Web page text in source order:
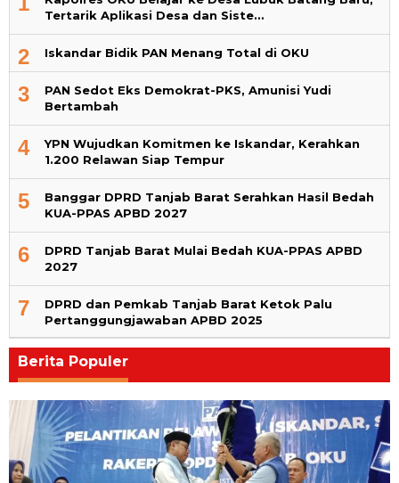
Tertarik Aplikasi Desa dan Siste…
2 Iskandar Bidik PAN Menang Total di OKU
3
PAN Sedot Eks Demokrat-PKS, Amunisi Yudi
Bertambah
4
YPN Wujudkan Komitmen ke Iskandar, Kerahkan
1.200 Relawan Siap Tempur
5
Banggar DPRD Tanjab Barat Serahkan Hasil Bedah
KUA-PPAS APBD 2027
6
DPRD Tanjab Barat Mulai Bedah KUA-PPAS APBD
2027
7
DPRD dan Pemkab Tanjab Barat Ketok Palu
Pertanggungjawaban APBD 2025
Berita Populer